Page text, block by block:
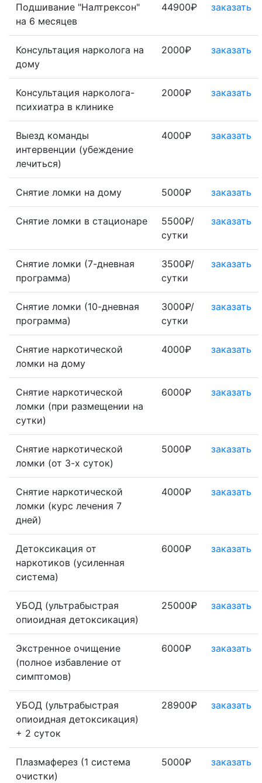
Подшивание "Налтрексон"
на 6 месяцев
44900₽ заказать
Консультация нарколога на
дому
2000₽ заказать
Консультация нарколога-
психиатра в клинике
2000₽ заказать
Выезд команды
интервенции (убеждение
лечиться)
4000₽ заказать
Снятие ломки на дому 5000₽ заказать
Снятие ломки в стационаре
5500₽/
сутки
заказать
Снятие ломки (7-дневная
программа)
3500₽/
сутки
заказать
Снятие ломки (10-дневная
программа)
3000₽/
сутки
заказать
Снятие наркотической
ломки на дому
4000₽ заказать
Снятие наркотической
ломки (при размещении на
сутки)
6000₽ заказать
Снятие наркотической
ломки (от 3-х суток)
5000₽ заказать
Снятие наркотической
ломки (курс лечения 7
дней)
4000₽ заказать
Детоксикация от
наркотиков (усиленная
система)
6000₽ заказать
УБОД (ультрабыстрая
опиоидная детоксикация)
25000₽ заказать
Экстренное очищение
(полное избавление от
симптомов)
6000₽ заказать
УБОД (ультрабыстрая
опиоидная детоксикация)
+ 2 суток
28900₽ заказать
Плазмаферез (1 система
очистки)
5000₽ заказать